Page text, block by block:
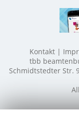
Kontakt
tbb
Schmidtstedter Str.